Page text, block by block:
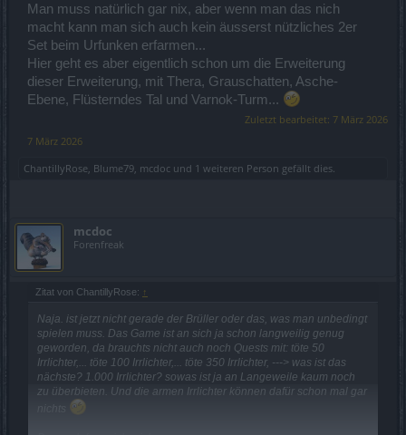
Man muss natürlich gar nix, aber wenn man das nich
macht kann man sich auch kein äusserst nützliches 2er
Set beim Urfunken erfarmen...
Hier geht es aber eigentlich schon um die Erweiterung
dieser Erweiterung, mit Thera, Grauschatten, Asche-
Ebene, Flüsterndes Tal und Varnok-Turm...
Zuletzt bearbeitet: 7 März 2026
7 März 2026
ChantillyRose Blume79 mcdoc und 1 weiteren Person gefällt dies.
mcdoc
Forenfreak
Zitat von ChantillyRose: ↑
Naja. ist jetzt nicht gerade der Brüller oder das, was man unbedingt
spielen muss. Das Game ist an sich ja schon langweilig genug
geworden, da brauchts nicht auch noch Quests mit: töte 50
Irrlichter,... töte 100 Irrlichter,... töte 350 Irrlichter, ---> was ist das
nächste? 1.000 Irrlichter? sowas ist ja an Langeweile kaum noch
zu überbieten. Und die armen Irrlichter können dafür schon mal gar